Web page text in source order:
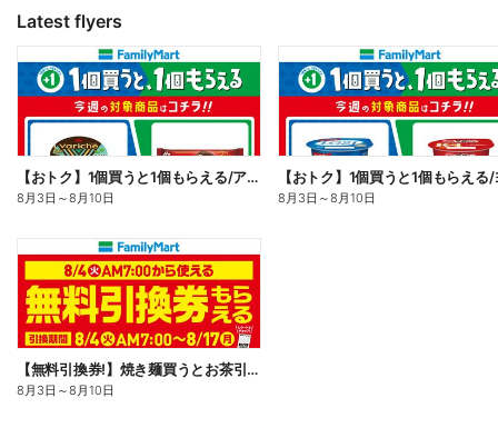
Latest flyers
【おトク】1個買うと1個もらえる/アイス
8月3日 ～8月10日 8月3日 ～8月10日
【無料引換券!】焼き麺買うとお茶引換券貰える!
8月3日 ～8月10日